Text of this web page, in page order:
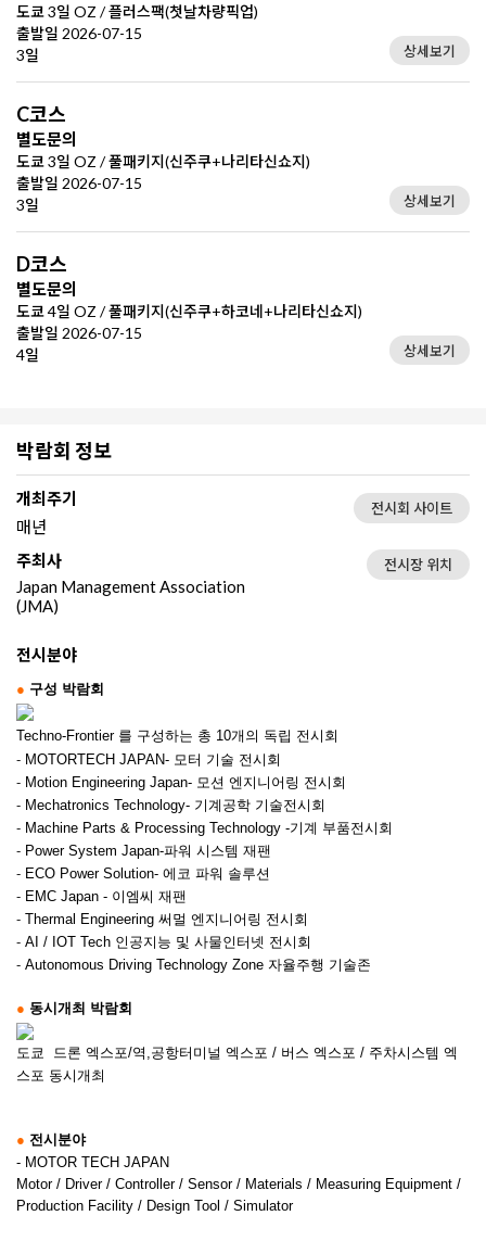
도쿄 3일 OZ / 플러스팩(첫날차량픽업)
출발일 2026-07-15
3일
상세보기
C코스
별도문의
도쿄 3일 OZ / 풀패키지(신주쿠+나리타신쇼지)
출발일 2026-07-15
3일
상세보기
D코스
별도문의
도쿄 4일 OZ / 풀패키지(신주쿠+하코네+나리타신쇼지)
출발일 2026-07-15
4일
상세보기
박람회 정보
개최주기
매년
전시회 사이트
주최사
Japan Management Association
(JMA)
전시장 위치
전시분야
● 구성 박람회
Techno-Frontier 를 구성하는 총 10개의 독립 전시회
- MOTORTECH JAPAN- 모터 기술 전시회
- Motion Engineering Japan- 모션 엔지니어링 전시회
- Mechatronics Technology- 기계공학 기술전시회
- Machine Parts & Processing Technology -기계 부품전시회
- Power System Japan-파워 시스템 재팬
- ECO Power Solution- 에코 파워 솔루션
- EMC Japan - 이엠씨 재팬
- Thermal Engineering 써멀 엔지니어링 전시회
- AI / IOT Tech 인공지능 및 사물인터넷 전시회
- Autonomous Driving Technology Zone 자율주행 기술존
● 동시개최 박람회
도쿄 드론 엑스포/역,공항터미널 엑스포 / 버스 엑스포 / 주차시스템 엑
스포 동시개최
● 전시분야
- MOTOR TECH JAPAN
Motor / Driver / Controller / Sensor / Materials / Measuring Equipment /
Production Facility / Design Tool / Simulator